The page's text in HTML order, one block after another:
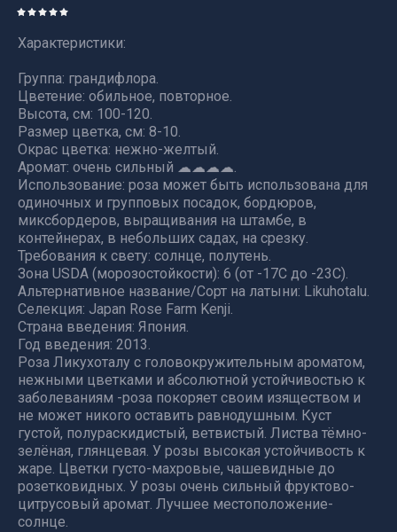
Характеристики:
Группа: грандифлора.
Цветение: обильное, повторное.
Высота, см: 100-120.
Размер цветка, см: 8-10.
Окрас цветка: нежно-желтый.
Аромат: очень сильный ☁☁☁☁.
Использование: роза может быть использована для
одиночных и групповых посадок, бордюров,
миксбордеров, выращивания на штамбе, в
контейнерах, в небольших садах, на срезку.
Требования к свету: солнце, полутень.
Зона USDA (морозостойкости): 6 (от -17С до -23С).
Альтернативное название/Сорт на латыни: Likuhotalu.
Селекция: Japan Rose Farm Kenji.
Страна введения: Япония.
Год введения: 2013.
Роза Ликухоталу с головокружительным ароматом,
нежными цветками и абсолютной устойчивостью к
заболеваниям -роза покоряет своим изяществом и
не может никого оставить равнодушным. Куст
густой, полураскидистый, ветвистый. Листва тёмно-
зелёная, глянцевая. У розы высокая устойчивость к
жаре. Цветки густо-махровые, чашевидные до
розетковидных. У розы очень сильный фруктово-
цитрусовый аромат. Лучшее местоположение-
солнце.